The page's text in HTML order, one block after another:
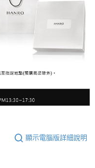
顯示電腦版詳細說明